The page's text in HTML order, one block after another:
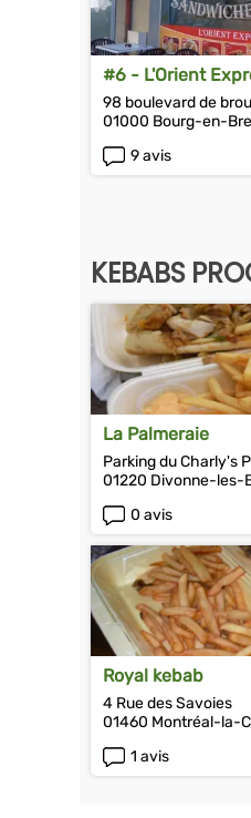
#6 - L'Orient
98 boulevard de brou
01000 Bourg-en-
9 avis
KEBABS
La Palmeraie
Parking du Charly's
01220 Divonne-les-
0 avis
Royal kebab
4 Rue des Savoies
01460 Montréal-la-
1 avis